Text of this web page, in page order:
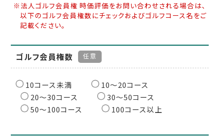
※法人ゴルフ会員権 時価評価をお問い合わせされる場合は、
以下のゴルフ会員権数にチェックおよびゴルフコース名をご
記載ください。
ゴルフ会員権数 任意
10コース未満
10〜20コース
20〜30コース
30〜50コース
50〜100コース
100コース以上